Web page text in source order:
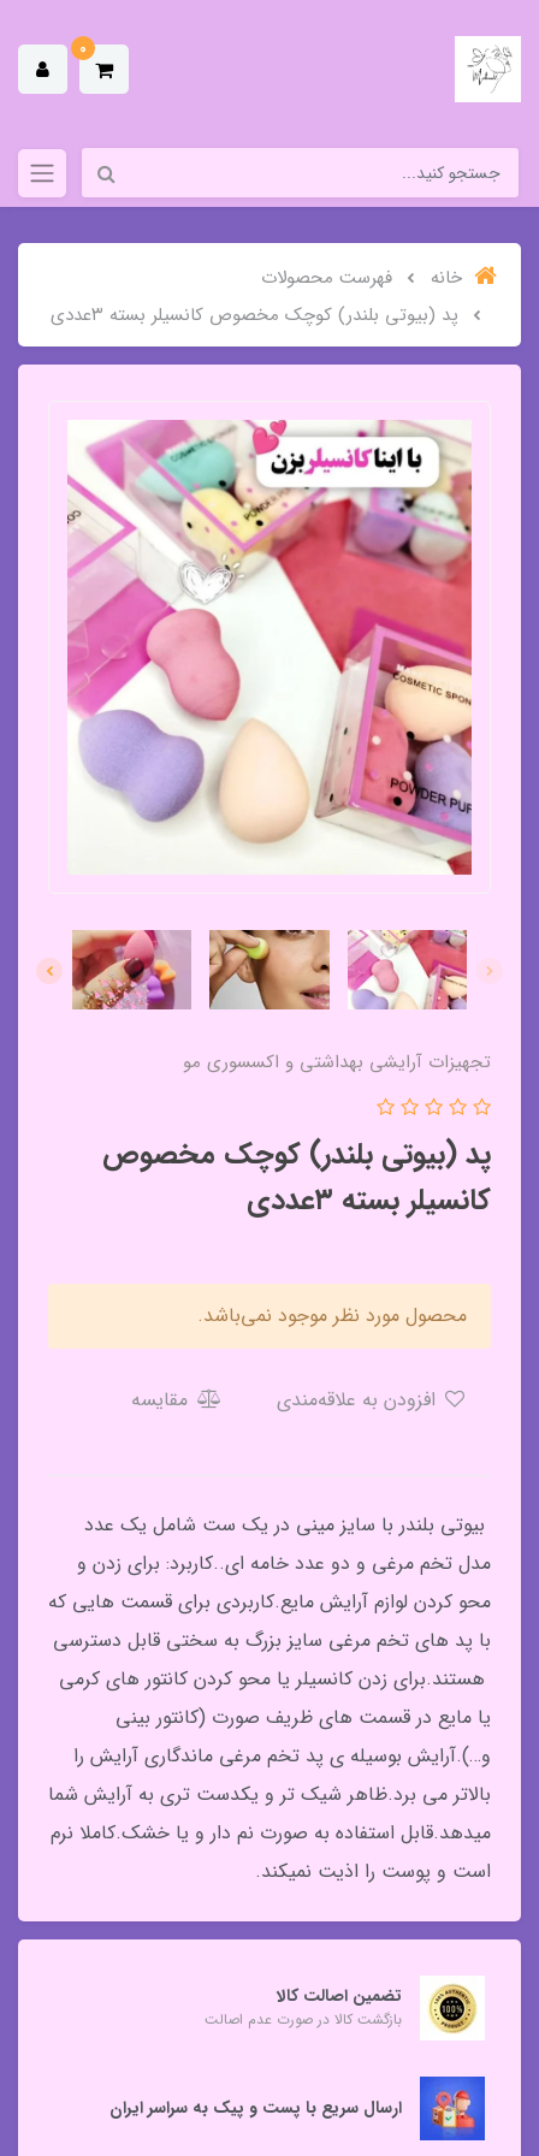
0
خانه
فهرست محصولات
پد (بیوتی بلندر) کوچک مخصوص کانسیلر بسته ۳عددی
تجهیزات آرایشی بهداشتی و اکسسوری مو
پد (بیوتی بلندر) کوچک مخصوص
کانسیلر بسته ۳عددی
محصول مورد نظر موجود نمی‌باشد.
مقایسه
بیوتی بلندر با سایز مینی در یک ست شامل یک عدد
مدل تخم مرغی و دو عدد خامه ای..کاربرد: برای زدن و
محو کردن لوازم آرایش مایع.کاربردی برای قسمت هایی که
با پد های تخم مرغی سایز بزرگ به سختی قابل دسترسی
هستند.برای زدن کانسیلر یا محو کردن کانتور های کرمی
یا مایع در قسمت های ظریف صورت (کانتور بینی
و…).آرایش بوسیله ی پد تخم مرغی ماندگاری آرایش را
بالاتر می برد.ظاهر شیک تر و یکدست تری به آرایش شما
میدهد.قابل استفاده به صورت نم دار و یا خشک.کاملا نرم
است و پوست را اذیت نمیکند.
تضمین اصالت کالا
بازگشت کالا در صورت عدم اصالت
ارسال سریع با پست و پیک به سراسر ایران